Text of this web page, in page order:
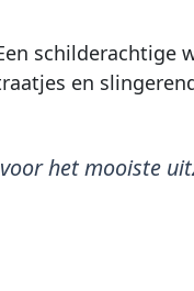
schilderachtige
en
het mooiste